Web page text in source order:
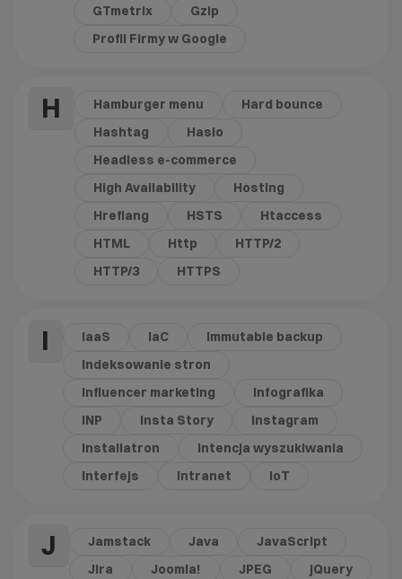
GTmetrix
Gzip
Profil Firmy w Google
H Hamburger menu
Hard bounce
Hashtag
Hasło
Headless e-commerce
High Availability
Hosting
Hreflang
HSTS
Htaccess
HTML
Http
HTTP/2
HTTP/3
HTTPS
I IaaS IaC
Immutable backup
Indeksowanie stron
Influencer marketing
Infografika
INP
Insta Story
Instagram
Installatron
Intencja wyszukiwania
Interfejs
Intranet IoT
J Jamstack Java
JavaScript
Jira
Joomla! JPEG
jQuery